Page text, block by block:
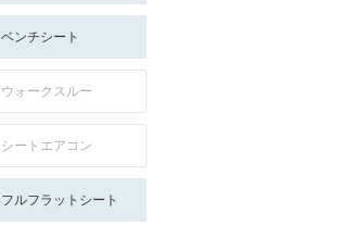
ベンチシート
ウォークスルー
シートエアコン
フルフラットシート